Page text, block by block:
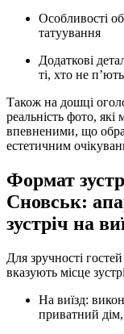
Особливості
татуування
Додаткові
ті, хто не
Також на дошці
реальність фото,
впевненими, що
естетичним
Формат
Сновськ:
зустріч на
Для зручності
вказують місце
На виїзд:
приватний дім,